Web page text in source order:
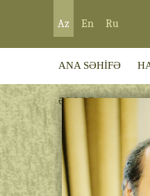
Az En Ru
ANA SƏHİFƏ
ƏLAQƏ